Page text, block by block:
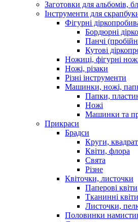
Заготовки для альбомів,
Інструменти для
Фігурні
Бордюрні
Панчі
Кутові
Ножиці, фігурні
Ножі, різаки
Різні інструменти
Машинки, ножі,
Папки,
Ножі
Машинки та
Прикраси
Брадси
Круги,
Квіти, флора
Свята
Різне
Квіточки, листочки
Паперові квіти
Тканинні квіти
Листочки,
Половинки